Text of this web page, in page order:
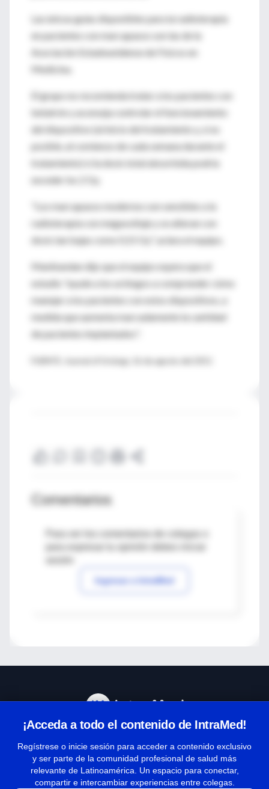
Las únicas guías disponibles para la radioterapia
en pacientes con marcapasos son las de la
Asociación Estadounidense de Físicos en
Medicina.
El grupo no recomienda tratar a los pacientes con
betatrón y aconseja controlar el funcionamiento
del dispositivo (al inicio del tratamiento y, si es
posible, al comienzo de cada semana durante el
tratamiento) si la dosis total absorbida podría
exceder los 2 Gy.
"Los marcapasos modernos son sensibles a la
radioterapia con megavoltaje y se alteran con
dosis tan bajas como 0,15 Gy", aclara el equipo.
Manikandan dijo que el equipo espera que el
estudio "ayude a los urólogos a comprender cómo
manejar a los pacientes con estos dispositivos, a
medida que aumenta marcadamente la cantidad
de pacientes implantados".
Comentarios
Para ver los comentarios de colegas o
Ingresar a IntraMed
¡Acceda a todo el contenido de IntraMed!
Regístrese o inicie sesión para acceder a contenido exclusivo
y ser parte de la comunidad profesional de salud más
relevante de Latinoamérica. Un espacio para conectar,
compartir e intercambiar experiencias entre colegas.
Términos y condiciones